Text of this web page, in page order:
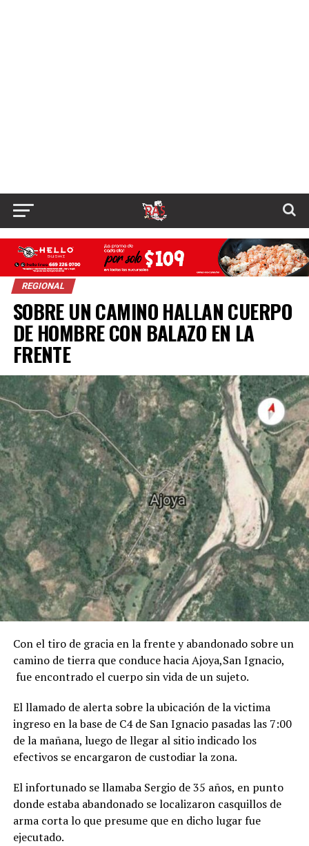
REGIONAL
SOBRE UN CAMINO HALLAN CUERPO
DE HOMBRE CON BALAZO EN LA
FRENTE
Con el tiro de gracia en la frente y abandonado sobre un
camino de tierra que conduce hacia Ajoya,San Ignacio,
fue encontrado el cuerpo sin vida de un sujeto.
El llamado de alerta sobre la ubicación de la victima
ingreso en la base de C4 de San Ignacio pasadas las 7:00
de la mañana, luego de llegar al sitio indicado los
efectivos se encargaron de custodiar la zona.
El infortunado se llamaba Sergio de 35 años, en punto
donde estaba abandonado se localizaron casquillos de
arma corta lo que presume que en dicho lugar fue
ejecutado.